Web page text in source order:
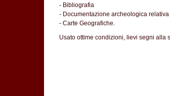
- Bibliografia
- Documentazione archeologica
- Carte Geografiche.
Usato ottime condizioni, lievi segni alla